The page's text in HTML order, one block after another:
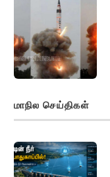
மாநில செய்திகள்